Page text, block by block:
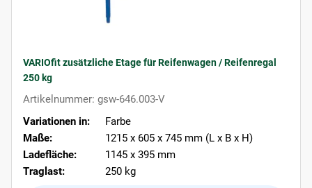
VARIOfit zusätzliche Etage für Reifenwagen / Reifenregal
250 kg
Artikelnummer: gsw-646.003-V
Variationen in:
Farbe
Maße:
1215 x 605 x 745 mm (L x B x H)
Ladefläche:
1145 x 395 mm
Traglast:
250 kg